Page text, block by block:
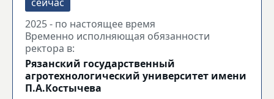
2025 - по настоящее время
Временно исполняющая обязанности
ректора в:
Рязанский государственный
агротехнологический университет имени
П.А.Костычева